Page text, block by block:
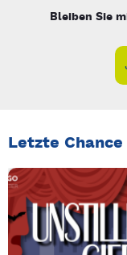
Bleiben Sie
Letzte Chance